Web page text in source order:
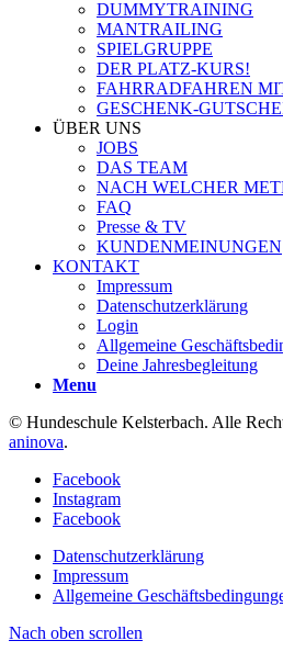
DUMMYTRAINING
MANTRAILING
SPIELGRUPPE
DER PLATZ-KURS!
FAHRRADFAHREN
GESCHENK-
ÜBER UNS
JOBS
DAS TEAM
NACH WELCHER
FAQ
Presse & TV
KUNDENMEINUNGEN
KONTAKT
Impressum
Datenschutzerklärung
Login
Allgemeine
Deine Jahresbegleitung
Menu
© Hundeschule Kelsterbach. Alle
aninova.
Facebook
Instagram
Facebook
Datenschutzerklärung
Impressum
Allgemeine
Nach oben scrollen